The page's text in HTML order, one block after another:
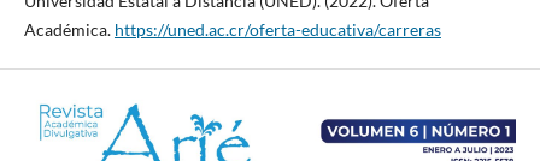
Académica. https://uned.ac.cr/oferta-educativa/carreras